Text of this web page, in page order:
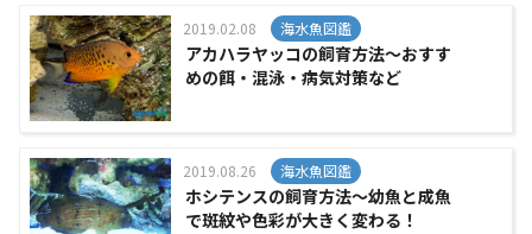
2019.02.08 海水魚図鑑
アカハラヤッコの飼育方法～おすす
めの餌・混泳・病気対策など
2019.08.26 海水魚図鑑
ホシテンスの飼育方法～幼魚と成魚
で斑紋や色彩が大きく変わる！